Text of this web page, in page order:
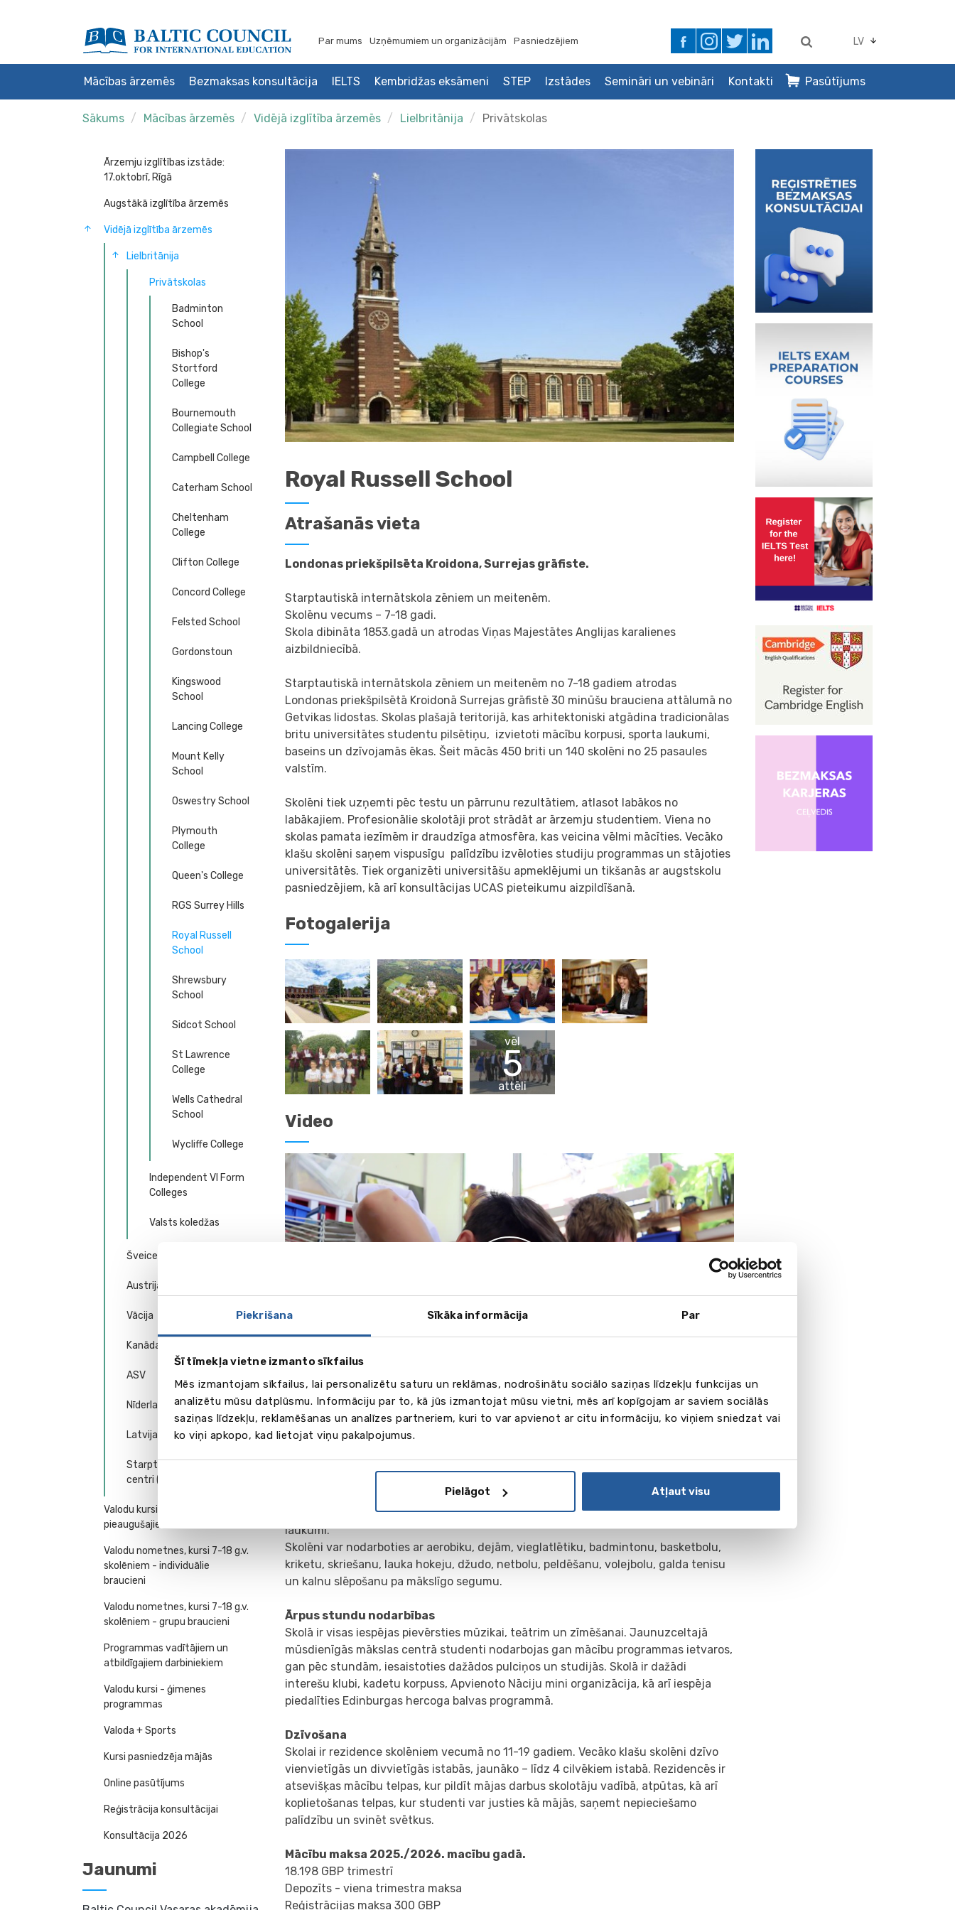
Piekrišana Sīkāka informācija Par
Šī tīmekļa vietne izmanto sīkfailus
Mēs izmantojam sīkfailus, lai personalizētu saturu un reklāmas, nodrošinātu sociālo saziņas līdzekļu funkcijas un
analizētu mūsu datplūsmu. Informāciju par to, kā jūs izmantojat mūsu vietni, mēs arī kopīgojam ar saviem sociālās
saziņas līdzekļu, reklamēšanas un analīzes partneriem, kuri to var apvienot ar citu informāciju, ko viņiem sniedzat vai
ko viņi apkopo, kad lietojat viņu pakalpojumus.
Pielāgot Atļaut visu
Par mums Uzņēmumiem un organizācijām Pasniedzējiem LV
Mācības ārzemēs Bezmaksas konsultācija IELTS Kembridžas eksāmeni STEP Izstādes Semināri un vebināri Kontakti Pasūtījums
Sākums Mācības ārzemēs Vidējā izglītība ārzemēs Lielbritānija Privātskolas
Ārzemju izglītības izstāde:
17.oktobrī, Rīgā
Augstākā izglītība ārzemēs
Vidējā izglītība ārzemēs
Lielbritānija
Privātskolas
Badminton
School
Bishop's
Stortford
College
Bournemouth
Collegiate School
Campbell College
Caterham School
Cheltenham
College
Clifton College
Concord College
Felsted School
Gordonstoun
Kingswood
School
Lancing College
Mount Kelly
School
Oswestry School
Plymouth
College
Queen's College
RGS Surrey Hills
Royal Russell
School
Shrewsbury
School
Sidcot School
St Lawrence
College
Wells Cathedral
School
Wycliffe College
Independent VI Form
Colleges
Valsts koledžas
Šveice
Austrija
Vācija
Kanāda
ASV
Nīderlande
Latvija
Starptautiskie mācību
centri (Anglija)
Valodu kursi jauniešiem (16+) un
pieaugušajiem
Valodu nometnes, kursi 7-18 g.v.
skolēniem - individuālie
braucieni
Valodu nometnes, kursi 7-18 g.v.
skolēniem - grupu braucieni
Programmas vadītājiem un
atbildīgajiem darbiniekiem
Valodu kursi - ģimenes
programmas
Valoda + Sports
Kursi pasniedzēja mājās
Online pasūtījums
Reģistrācija konsultācijai
Konsultācija 2026
Jaunumi
Royal Russell School
Atrašanās vieta
Londonas priekšpilsēta Kroidona, Surrejas grāfiste.
Starptautiskā internātskola zēniem un meitenēm.
Skolēnu vecums – 7-18 gadi.
Skola dibināta 1853.gadā un atrodas Viņas Majestātes Anglijas karalienes
aizbildniecībā.
Starptautiskā internātskola zēniem un meitenēm no 7-18 gadiem atrodas
Londonas priekšpilsētā Kroidonā Surrejas grāfistē 30 minūšu brauciena attālumā no
Getvikas lidostas. Skolas plašajā teritorijā, kas arhitektoniski atgādina tradicionālas
britu universitātes studentu pilsētiņu, izvietoti mācību korpusi, sporta laukumi,
baseins un dzīvojamās ēkas. Šeit mācās 450 briti un 140 skolēni no 25 pasaules
valstīm.
Skolēni tiek uzņemti pēc testu un pārrunu rezultātiem, atlasot labākos no
labākajiem. Profesionālie skolotāji prot strādāt ar ārzemju studentiem. Viena no
skolas pamata iezīmēm ir draudzīga atmosfēra, kas veicina vēlmi mācīties. Vecāko
klašu skolēni saņem vispusīgu palīdzību izvēloties studiju programmas un stājoties
universitātēs. Tiek organizēti universitāšu apmeklējumi un tikšanās ar augstskolu
pasniedzējiem, kā arī konsultācijas UCAS pieteikumu aizpildīšanā.
Fotogalerija
vēl
5
attēli
Video
Sports
Skolai ir lieliska sporta bāze un katrs skolēns papildus fiziskās audzināšanas
stundām var nodarboties dažādās sporta sekcijās un aizstāvēt skolas godu
Skolēnu rīcībā ir 25 metru peldbaseins, 2 futbola laukumi, lauka hokeja laukums,
tenisa korti, 6 badmintona korti, vieglatlētikas stadions, volejbola un basketbola
laukumi.
Skolēni var nodarboties ar aerobiku, dejām, vieglatlētiku, badmintonu, basketbolu,
kriketu, skriešanu, lauka hokeju, džudo, netbolu, peldēšanu, volejbolu, galda tenisu
un kalnu slēpošanu pa mākslīgo segumu.
Ārpus stundu nodarbības
Skolā ir visas iespējas pievērsties mūzikai, teātrim un zīmēšanai. Jaunuzceltajā
mūsdienīgās mākslas centrā studenti nodarbojas gan mācību programmas ietvaros,
gan pēc stundām, iesaistoties dažādos pulciņos un studijās. Skolā ir dažādi
interešu klubi, kadetu korpuss, Apvienoto Nāciju mini organizācija, kā arī iespēja
piedalīties Edinburgas hercoga balvas programmā.
Dzīvošana
Skolai ir rezidence skolēniem vecumā no 11-19 gadiem. Vecāko klašu skolēni dzīvo
vienvietīgās un divvietīgās istabās, jaunāko – līdz 4 cilvēkiem istabā. Rezidencēs ir
atsevišķas mācību telpas, kur pildīt mājas darbus skolotāju vadībā, atpūtas, kā arī
koplietošanas telpas, kur studenti var justies kā mājās, saņemt nepieciešamo
palīdzību un svinēt svētkus.
Mācību maksa 2025./2026. macību gadā.
18.198 GBP trimestrī
Depozīts - viena trimestra maksa
Reģistrācijas maksa 300 GBP